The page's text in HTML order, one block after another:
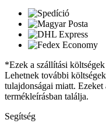
*Ezek a szállítási
Lehetnek további
tulajdonságai miatt.
termékleírásban találja.
Segítség